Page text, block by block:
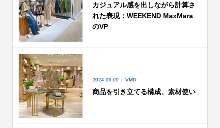
カジュアル感を出しながら計算さ
れた表現：WEEKEND MaxMara
のVP
2024.09.09 VMD
商品を引き立てる構成、素材使い